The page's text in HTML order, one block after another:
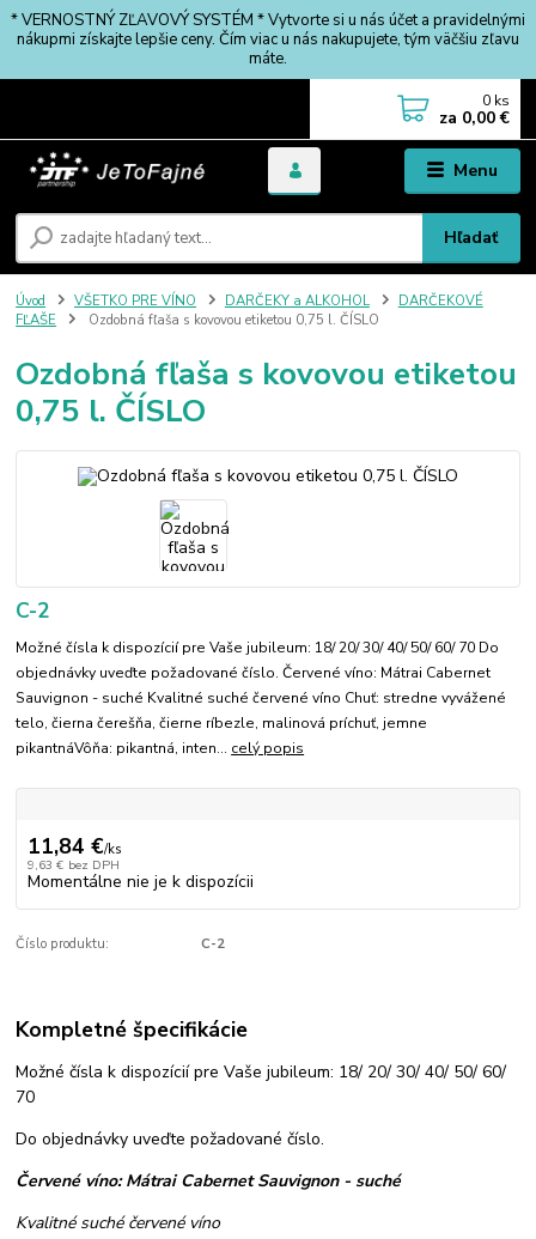
* VERNOSTNÝ ZĽAVOVÝ SYSTÉM * Vytvorte si u nás účet a pravidelnými
nákupmi získajte lepšie ceny. Čím viac u nás nakupujete, tým väčšiu zľavu
máte.
Menu
Hľadať
0 ks
za 0,00 €
Úvod VŠETKO PRE VÍNO DARČEKY a ALKOHOL
DARČEKOVÉ
FĽAŠE
Ozdobná fľaša s kovovou etiketou 0,75 l. ČÍSLO
Ozdobná fľaša s kovovou etiketou
0,75 l. ČÍSLO
C-2
Možné čísla k dispozícií pre Vaše jubileum: 18/ 20/ 30/ 40/ 50/ 60/ 70 Do
objednávky uveďte požadované číslo. Červené víno: Mátrai Cabernet
Sauvignon - suché Kvalitné suché červené víno Chuť: stredne vyvážené
telo, čierna čerešňa, čierne ríbezle, malinová príchuť, jemne
pikantnáVôňa: pikantná, inten... celý popis
11,84 €/ks
9,63 € bez DPH
Momentálne nie je k dispozícii
Číslo produktu: C-2
Kompletné špecifikácie
Možné čísla k dispozícií pre Vaše jubileum: 18/ 20/ 30/ 40/ 50/ 60/
70
Do objednávky uveďte požadované číslo.
Červené víno: Mátrai Cabernet Sauvignon - suché
Kvalitné suché červené víno